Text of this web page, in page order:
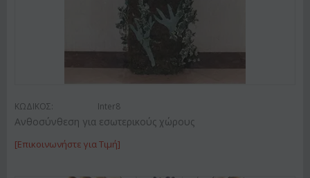
ΚΩΔΙΚΟΣ: Inter8
Ανθοσύνθεση για εσωτερικούς χώρους
[Επικοινωνήστε για Τιμή]